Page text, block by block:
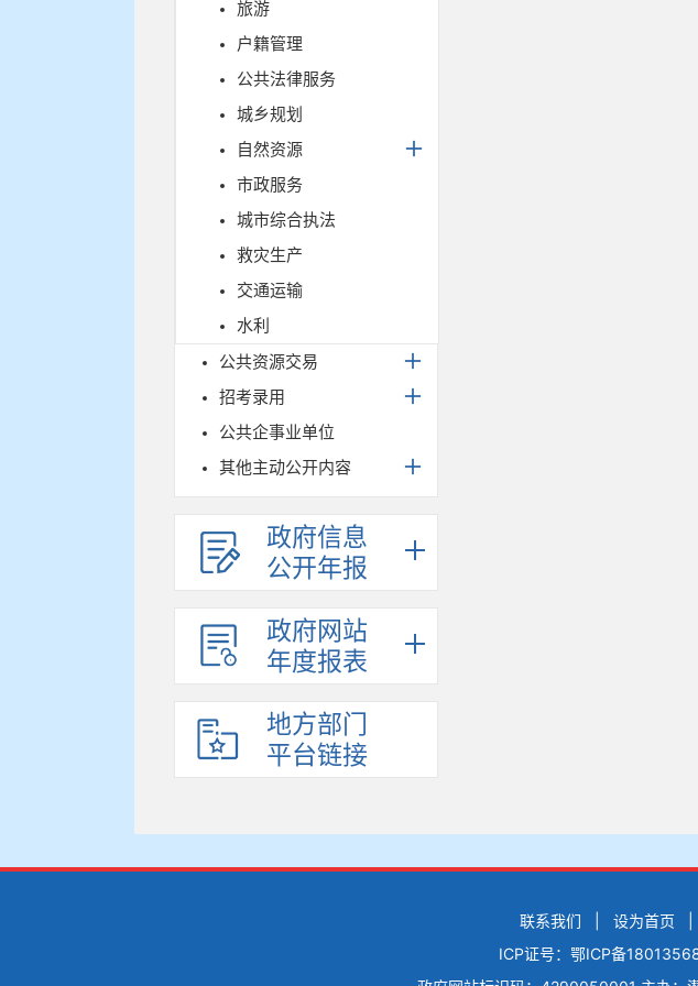
旅游
户籍管理
公共法律服务
城乡规划
自然资源
市政服务
城市综合执法
救灾生产
交通运输
水利
公共资源交易
招考录用
公共企事业单位
其他主动公开内容
政府信息
公开年报
政府网站
年度报表
地方部门
平台链接
联系我们 设为首页
ICP证号：鄂ICP备